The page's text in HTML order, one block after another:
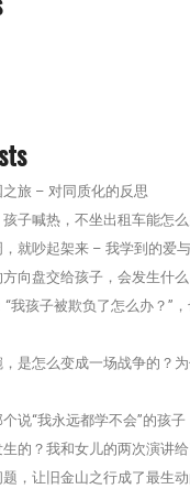
旅 – 对同质化的反思
孩子喊热，不坐出租车能怎么
，就吵起架来 – 我学到的爱
向盘交给孩子，会发生什么
“我孩子被欺负了怎么办？”
是怎么变成一场战争的？
说“我永远都学不会”的孩子
的？我和女儿的两次演讲
，让旧金山之行成了最生